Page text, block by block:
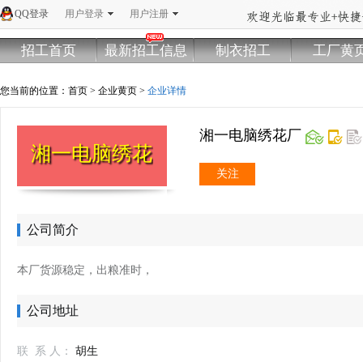
用户登录 用户注册
QQ登录
招工首页 最新招工信息 制衣招工 工厂黄
您当前的位置： 首页 > 企业黄页 > 企业详情
湘一电脑绣花厂
湘一电脑绣花厂
关注
公司简介
本厂货源稳定，出粮准时，
公司地址
联 系 人： 胡生